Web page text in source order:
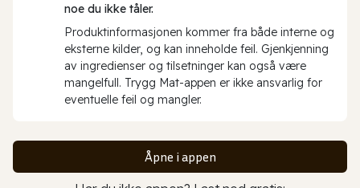
noe du ikke tåler.
Produktinformasjonen kommer fra både interne og
eksterne kilder, og kan inneholde feil. Gjenkjenning
av ingredienser og tilsetninger kan også være
mangelfull. Trygg Mat-appen er ikke ansvarlig for
eventuelle feil og mangler.
Åpne i appen